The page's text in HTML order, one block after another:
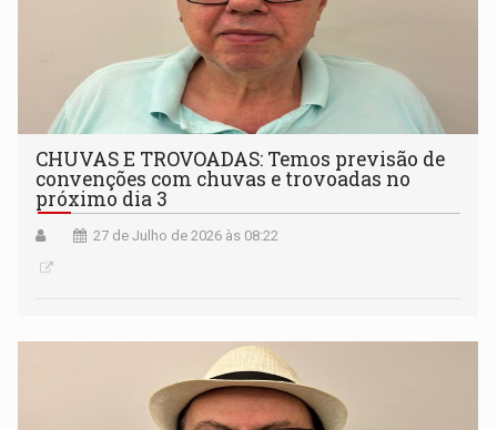
CHUVAS E TROVOADAS: Temos previsão de
convenções com chuvas e trovoadas no
próximo dia 3
27 de Julho de 2026 às 08:22